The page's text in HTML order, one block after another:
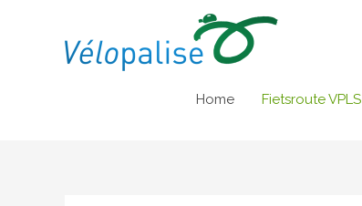
Home
Fietsroute VPLS